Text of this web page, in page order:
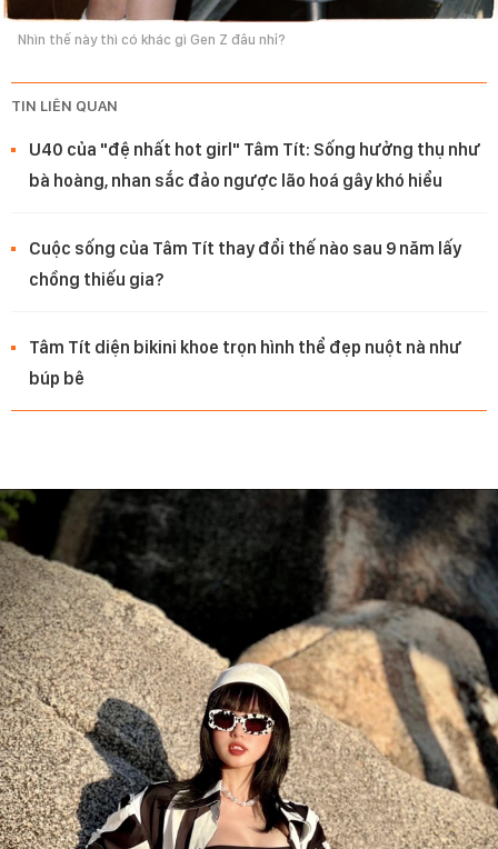
Nhìn thế này thì có khác gì Gen Z đâu nhỉ?
TIN LIÊN QUAN
U40 của "đệ nhất hot girl" Tâm Tít: Sống hưởng thụ như
bà hoàng, nhan sắc đảo ngược lão hoá gây khó hiểu
Cuộc sống của Tâm Tít thay đổi thế nào sau 9 năm lấy
chồng thiếu gia?
Tâm Tít diện bikini khoe trọn hình thể đẹp nuột nà như
búp bê